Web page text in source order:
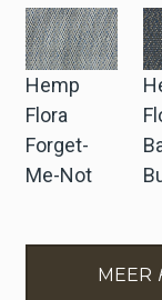
Hemp
Flora
Forget-
Me-Not
MEER